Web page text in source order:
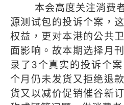
本会高度关注消费
源测试包的投诉个案，
权益，更对本港的公共
面影响。故本期选择月
录了3个真实的投诉个
个月仍未发货又拒绝退
货又以减价促销催谷新